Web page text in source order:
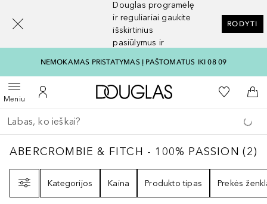
Douglas programėlę
ir reguliariai gaukite
išskirtinius
pasiūlymus ir
RODYTI
NEMOKAMAS PRISTATYMAS Į PAŠTOMATUS IKI 08 09
MeniuAtidaryti meniuĮ mano paskyrą
Į Douglas pagrindinį
Į mano
Į
Grįžk atgal
Vykdykite paiešką
ABERCROMBIE & FITCH - 100% PASSION2
ABERCROMBIE & FITCH - 100% PASSION (2)
Kategorijos
Kaina Produkto tipas Prekės
[navigation.slideout.screenreader]